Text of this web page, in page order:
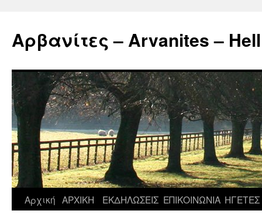
περιεχόμενο
Αρβανίτες – Arvanites –
Αρχική ΑΡΧΙΚΗ ΕΚΔΗΛΩΣΕΙΣ ΕΠΙΚΟΙΝΩΝΙΑ ΗΓΕΤΕΣ